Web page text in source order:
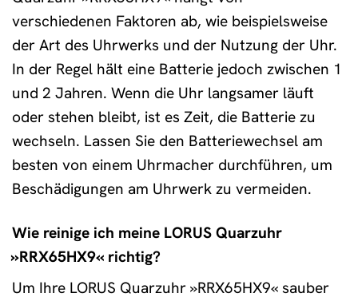
verschiedenen Faktoren ab, wie beispielsweise
der Art des Uhrwerks und der Nutzung der Uhr.
In der Regel hält eine Batterie jedoch zwischen 1
und 2 Jahren. Wenn die Uhr langsamer läuft
oder stehen bleibt, ist es Zeit, die Batterie zu
wechseln. Lassen Sie den Batteriewechsel am
besten von einem Uhrmacher durchführen, um
Beschädigungen am Uhrwerk zu vermeiden.
Wie reinige ich meine LORUS Quarzuhr
»RRX65HX9« richtig?
Um Ihre LORUS Quarzuhr »RRX65HX9« sauber